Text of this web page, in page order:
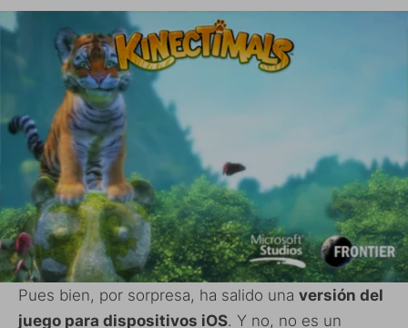
Pues bien, por sorpresa, ha salido una versión del
juego para dispositivos iOS. Y no, no es un